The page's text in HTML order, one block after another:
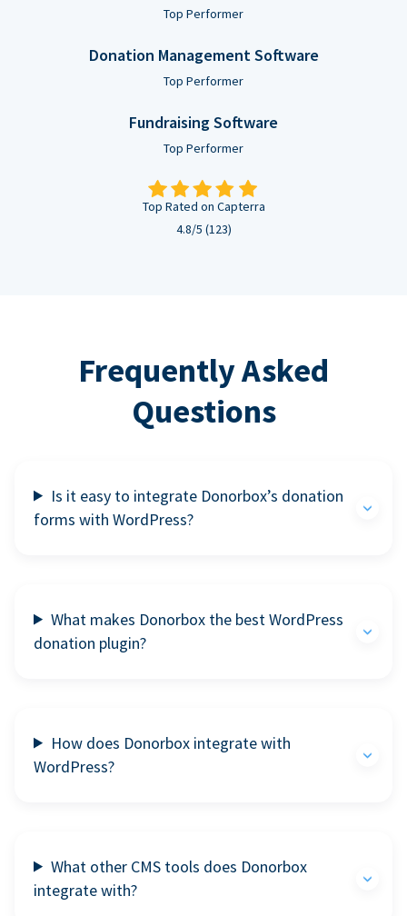
Top Performer
Donation Management Software
Top Performer
Fundraising Software
Top Performer
Top Rated on Capterra
4.8/5 (123)
Frequently Asked
Questions
Is it easy to integrate Donorbox’s donation
forms with WordPress?
What makes Donorbox the best WordPress
donation plugin?
How does Donorbox integrate with
WordPress?
What other CMS tools does Donorbox
integrate with?